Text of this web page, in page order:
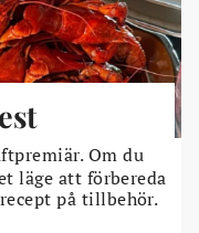
Om du
läge att förbereda
på tillbehör.